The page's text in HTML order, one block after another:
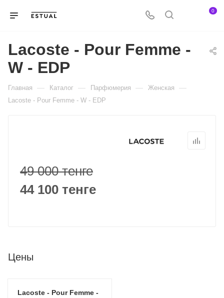
0
Lacoste - Pour Femme -
W - EDP
Главная — Каталог — Парфюмерия — Женская —
Lacoste - Pour Femme - W - EDP
49 000 тенге
44 100 тенге
Цены
Lacoste - Pour Femme -